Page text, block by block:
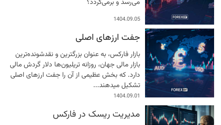
می‌رسد و برمی‌گردد؟
1404.09.05
جفت ارزهای اصلی
بازار فارکس، به عنوان بزرگترین و نقدشونده‌ترین
بازار مالی جهان، روزانه تریلیون‌ها دلار گردش مالی
دارد. که بخش عظیمی از آن را جفت ارزهای اصلی
تشکیل میدهند...
1404.09.01
مدیریت ریسک در فارکس